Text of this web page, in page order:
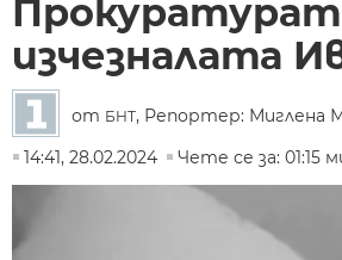
изчезналата
от БНТ, Репортер: Миглена
14:41, 28.02.2024
Чете се за: 01:15